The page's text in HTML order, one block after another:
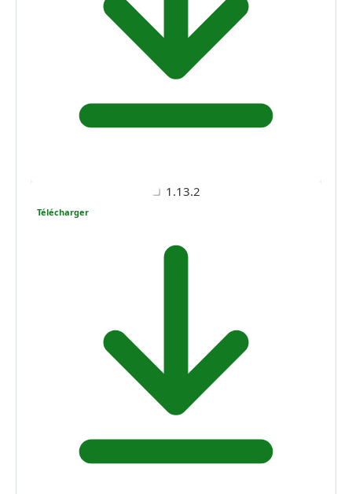
1.13.2
Télécharger